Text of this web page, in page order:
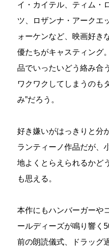
イ・カイテル、ティム・
ツ、ロザンナ・アークエ
ォーケンなど、映画好き
優たちがキャスティング
品でいったいどう絡み合
ワクワクしてしまうのも
み”だろう。
好き嫌いがはっきりと分
ランティーノ作品だが、
地よくとらえられるかど
も思える。
本作にもハンバーガーや
ールディーズが鳴り響く
前の朗読儀式、ドラッグ